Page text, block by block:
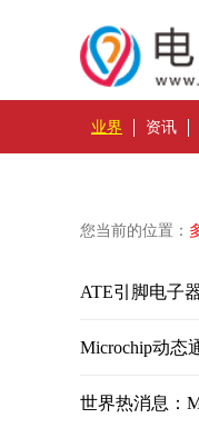
业界 资讯
您当前的位置：
ATE引脚电子
Microchip动态
世界热消息：